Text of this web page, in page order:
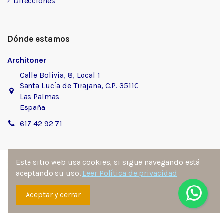
Dónde estamos
Architoner
Calle Bolivia, 8, Local 1
Santa Lucía de Tirajana, C.P. 35110
Las Palmas
España
617 42 92 71
Sitio desarrollado y diseñado por
Ángel Manuel
Fernández González . Todos los derechos reservados por
architoner.com
Este sitio web usa cookies, si sigue navegando está
aceptando su uso. Leer Política de privacidad
Aceptar y cerrar